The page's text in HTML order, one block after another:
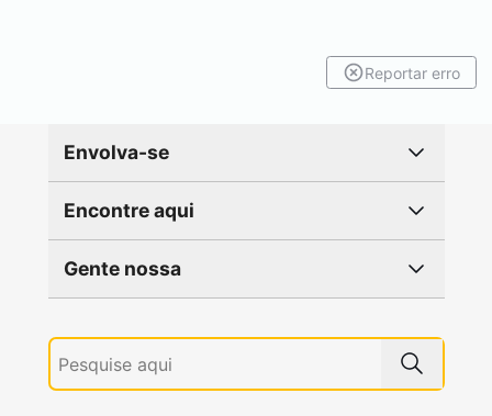
Reportar erro
Envolva-se
Encontre aqui
Gente nossa